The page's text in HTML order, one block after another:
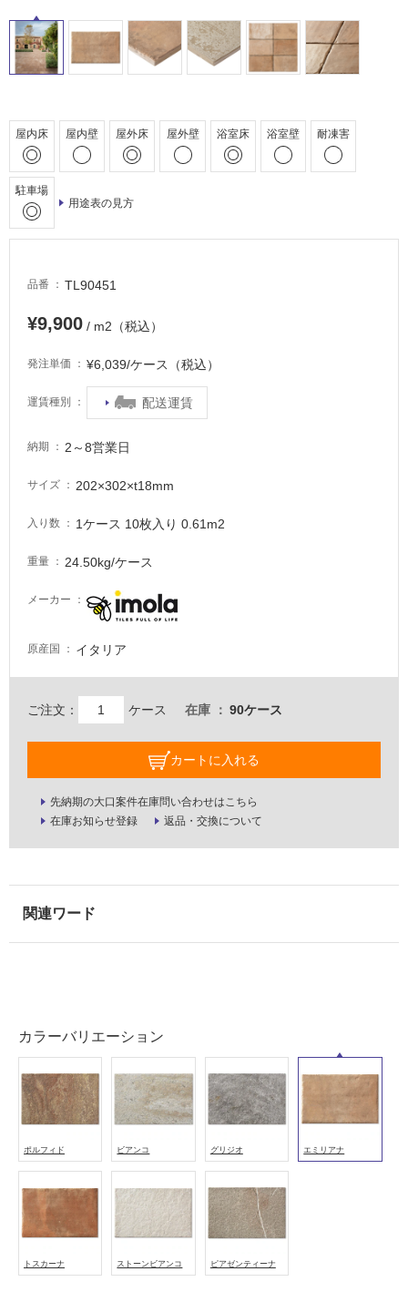
屋内床 屋内壁 屋外床 屋外壁 浴室床 浴室壁 耐凍害
駐車場
用途表の見方
品番 TL90451
¥9,900 / m2（税込）
発注単価 ¥6,039/ケース（税込）
運賃種別 配送運賃
納期 2～8営業日
サイズ 202×302×t18mm
入り数 1ケース 10枚入り 0.61m2
重量 24.50kg/ケース
メーカー
原産国 イタリア
ご注文： ケース 在庫 90ケース
カートに入れる
先納期の大口案件在庫問い合わせはこちら
在庫お知らせ登録
返品・交換について
カラーバリエーション
ポルフィド ビアンコ グリジオ エミリアナ
トスカーナ ストーンビアンコ ピアゼンティーナ
屋
外
床・
床・
駐
車
場
適
て
る
し
て
る
注
が
要
し
い
な
屋
壁・
屋
浴
室
可
能
使
用
(寒
冷
以